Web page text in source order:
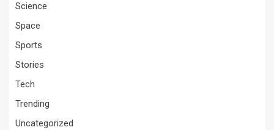
Science
Space
Sports
Stories
Tech
Trending
Uncategorized